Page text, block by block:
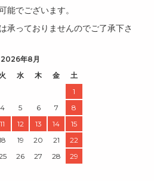
能でございます。
承っておりませんのでご了承下さ
2026年8月
火 水 木 金
土
1
4 5 6 7
8
11 12 13 14
15
19 20 21
22
26 27 28
29